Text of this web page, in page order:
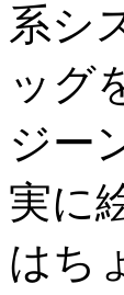
系シ
ッグ
ジー
実に
はち